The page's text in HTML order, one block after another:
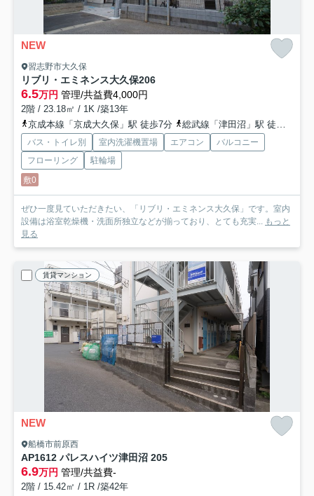
NEW
習志野市大久保
リブリ・エミネンス大久保206
6.5万円 管理/共益費4,000円
2階 / 23.18㎡ / 1K /築13年
京成本線「京成大久保」駅 徒歩7分
総武線「津田沼」駅 徒歩39分
バス・トイレ別 室内洗濯機置場 エアコン
バルコニー
フローリング
駐輪場
敷0
ぜひ一度見ていただきたい、「リブリ・エミネンス大久保」です。室内
設備は浴室乾燥機・洗面所独立などが揃っており、とても充実... もっと
見る
賃貸マンション
NEW
船橋市前原西
AP1612 パレスハイツ津田沼 205
6.9万円 管理/共益費-
2階 / 15.42㎡ / 1R /築42年